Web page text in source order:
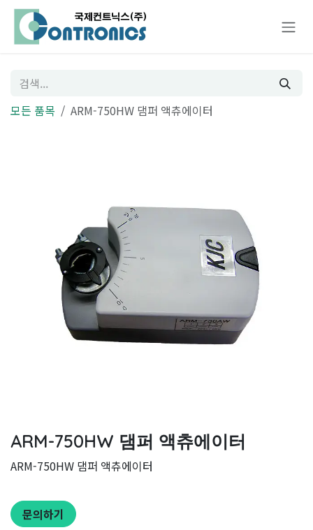
콘텐츠로 건너뛰기
모든 품목 ARM-750HW 댐퍼 액츄에이터
ARM-750HW 댐퍼 액츄에이터
ARM-750HW 댐퍼 액츄에이터
문의하기